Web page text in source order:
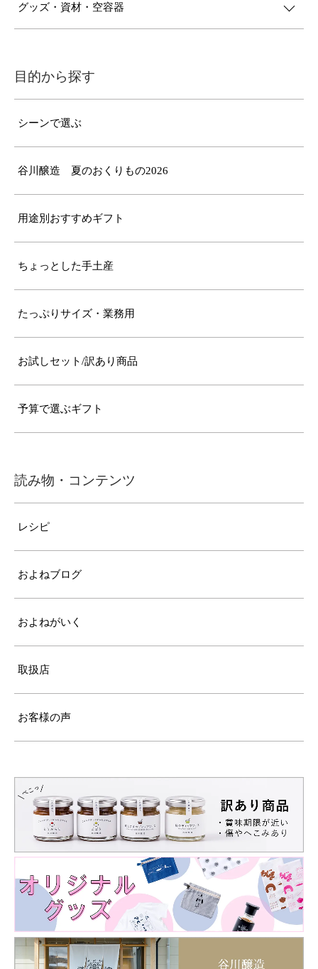
グッズ・資材・空容器
目的から探す
シーンで選ぶ
谷川醸造 夏のおくりもの2026
用途別おすすめギフト
ちょっとした手土産
たっぷりサイズ・業務用
お試しセット/訳あり商品
予算で選ぶギフト
読み物・コンテンツ
レシピ
およねブログ
およねがいく
取扱店
お客様の声